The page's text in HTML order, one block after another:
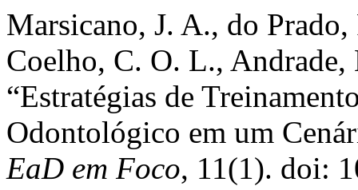
Marsicano, J. A., do
Coelho, C. O. L.,
“Estratégias de
Odontológico em um
EaD em Foco, 11(1). doi: